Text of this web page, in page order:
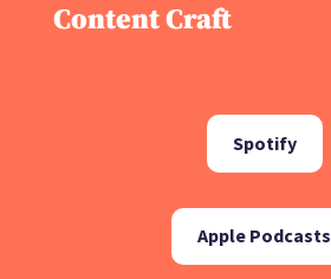
Content Craft
Spotify
Apple Podcasts